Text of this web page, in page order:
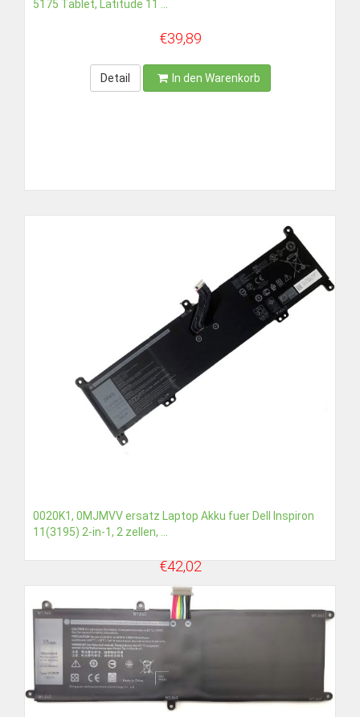
5175 Tablet, Latitude 11 ...
€39,89
Detail In den Warenkorb
0020K1, 0MJMVV ersatz Laptop Akku fuer Dell Inspiron
11(3195) 2-in-1, 2 zellen, ...
€42,02
Detail In den Warenkorb